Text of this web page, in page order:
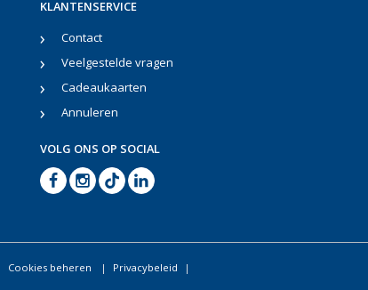
KLANTENSERVICE
Contact
Veelgestelde vragen
Cadeaukaarten
Annuleren
VOLG ONS OP SOCIAL
Cookies beheren Privacybeleid